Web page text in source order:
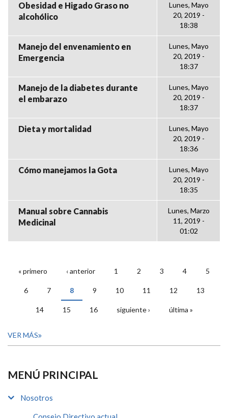
Obesidad e Higado Graso no
alcohólico
Lunes, Mayo
20, 2019 -
18:38
Manejo del envenamiento en
Emergencia
Lunes, Mayo
20, 2019 -
18:37
Manejo de la diabetes durante
el embarazo
Lunes, Mayo
20, 2019 -
18:37
Dieta y mortalidad
Lunes, Mayo
20, 2019 -
18:36
Cómo manejamos la Gota
Lunes, Mayo
20, 2019 -
18:35
Manual sobre Cannabis
Medicinal
Lunes, Marzo
11, 2019 -
01:02
PÁGINAS
« primero ‹ anterior 1 2 3 4 5
6 7 8 9 10 11 12 13
14 15 16 siguiente › última »
VER MÁS
MENÚ PRINCIPAL
Nosotros